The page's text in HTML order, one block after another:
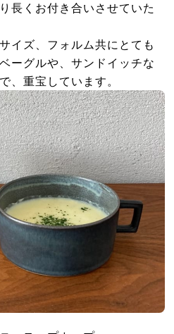
長くお付き合いさせていた
イズ、フォルム共にとても
ーグルや、サンドイッチな
、重宝しています。